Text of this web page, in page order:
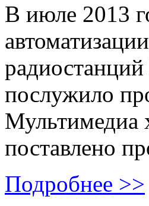
В июле 2013
послужило
Мультимедиа
поставлено
Подробнее >>